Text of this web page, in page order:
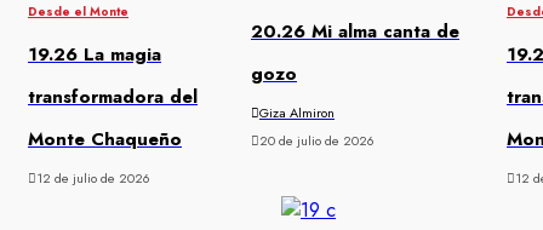
Desde el Monte
19.26 La magia
transformadora del
Monte Chaqueño
12 de julio de 2026
20.26 Mi alma canta de
gozo
Giza Almiron
20 de julio de 2026
12